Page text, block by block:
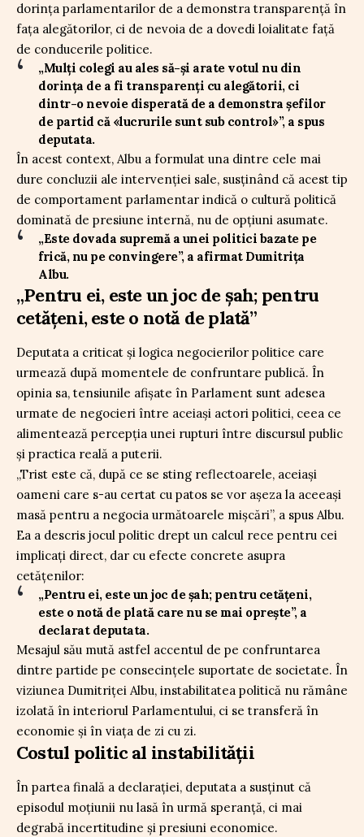
dorința parlamentarilor de a demonstra transparență în
fața alegătorilor, ci de nevoia de a dovedi loialitate față
de conducerile politice.
„Mulți colegi au ales să-și arate votul nu din
dorința de a fi transparenți cu alegătorii, ci
dintr-o nevoie disperată de a demonstra șefilor
de partid că «lucrurile sunt sub control»”, a spus
deputata.
În acest context, Albu a formulat una dintre cele mai
dure concluzii ale intervenției sale, susținând că acest tip
de comportament parlamentar indică o cultură politică
dominată de presiune internă, nu de opțiuni asumate.
„Este dovada supremă a unei politici bazate pe
frică, nu pe convingere”, a afirmat Dumitrița
Albu.
„Pentru ei, este un joc de șah; pentru
cetățeni, este o notă de plată”
Deputata a criticat și logica negocierilor politice care
urmează după momentele de confruntare publică. În
opinia sa, tensiunile afișate în Parlament sunt adesea
urmate de negocieri între aceiași actori politici, ceea ce
alimentează percepția unei rupturi între discursul public
și practica reală a puterii.
„Trist este că, după ce se sting reflectoarele, aceiași
oameni care s-au certat cu patos se vor așeza la aceeași
masă pentru a negocia următoarele mișcări”, a spus Albu.
Ea a descris jocul politic drept un calcul rece pentru cei
implicați direct, dar cu efecte concrete asupra
cetățenilor:
„Pentru ei, este un joc de șah; pentru cetățeni,
este o notă de plată care nu se mai oprește”, a
declarat deputata.
Mesajul său mută astfel accentul de pe confruntarea
dintre partide pe consecințele suportate de societate. În
viziunea Dumitriței Albu, instabilitatea politică nu rămâne
izolată în interiorul Parlamentului, ci se transferă în
economie și în viața de zi cu zi.
Costul politic al instabilității
În partea finală a declarației, deputata a susținut că
episodul moțiunii nu lasă în urmă speranță, ci mai
degrabă incertitudine și presiuni economice.